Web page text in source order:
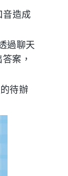
音造成
過聊天
案，
待辦